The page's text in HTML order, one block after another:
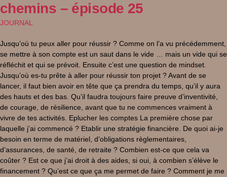
chemins – épisode 25
JOURNAL
Jusqu’où tu peux aller pour réussir ? Comme on l’a vu précédemment,
se mettre à son compte est un saut dans le vide … mais un vide qui se
réfléchit et qui se prévoit. Ensuite c’est une question de mindset.
Jusqu’où es-tu prête à aller pour réussir ton projet ? Avant de se
lancer, il faut bien avoir en tête que ça prendra du temps, qu’il y aura
des hauts et des bas. Qu’il faudra toujours faire preuve d’inventivité,
de courage, de résilience, avant que tu ne commences vraiment à
vivre de tes activités. Eplucher les comptes La première chose par
laquelle j’ai commencé ? Etablir une stratégie financière. De quoi ai-je
besoin en terme de matériel, d’obligations règlementaires,
d’assurances, de santé, de retraite ? Combien est-ce que cela va
coûter ? Est ce que j’ai droit à des aides, si oui, à combien s’élève le
financement ? Qu’est ce que ça me permet de faire ? Comment je me